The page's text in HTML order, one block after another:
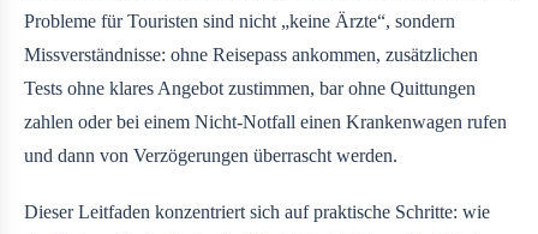
Probleme für Touristen sind nicht „keine Ärzte“, sondern
Missverständnisse: ohne Reisepass ankommen, zusätzlichen
Tests ohne klares Angebot zustimmen, bar ohne Quittungen
zahlen oder bei einem Nicht-Notfall einen Krankenwagen rufen
und dann von Verzögerungen überrascht werden.
Dieser Leitfaden konzentriert sich auf praktische Schritte: wie